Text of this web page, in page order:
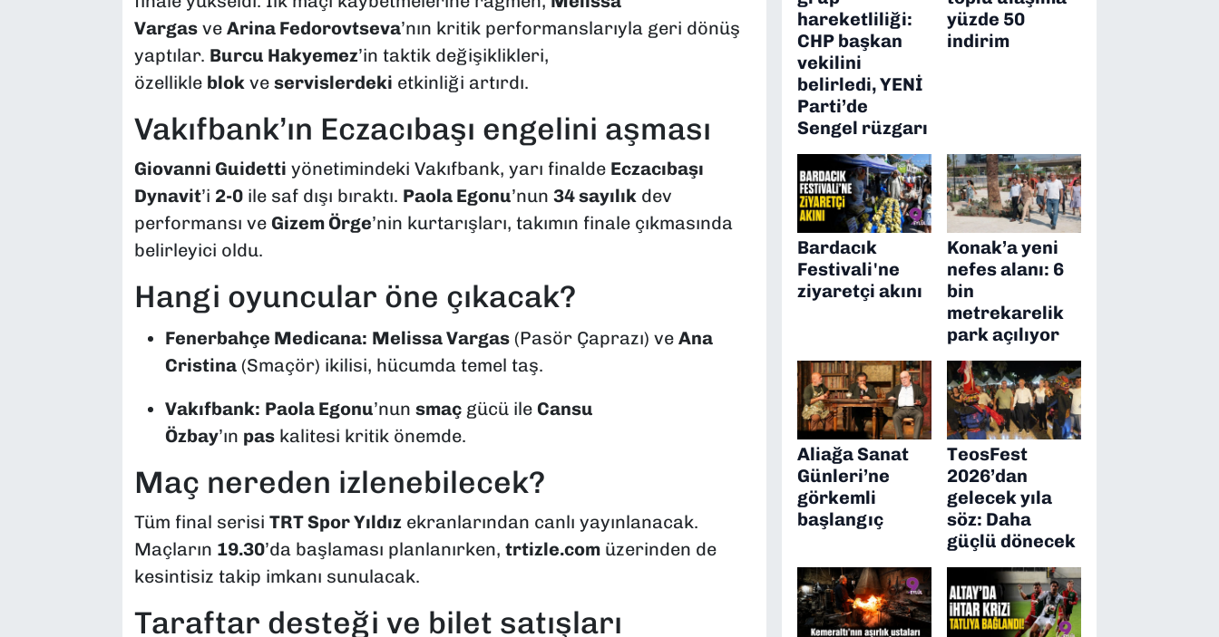
Vargasve Arina Fedorovtseva’nın kritik performanslarıyla geri dönüş
yaptılar. Burcu Hakyemez’in taktik değişiklikleri,
özellikle blokve servislerdeki etkinliği artırdı.
Vakıfbank’ın Eczacıbaşı engelini aşması
Giovanni Guidetti yönetimindeki Vakıfbank, yarı finalde Eczacıbaşı
Dynavit’i 2-0ile saf dışı bıraktı. Paola Egonu’nun 34 sayılıkdev
performansı ve Gizem Örge’nin kurtarışları, takımın finale çıkmasında
belirleyici oldu.
Hangi oyuncular öne çıkacak?
Fenerbahçe Medicana: Melissa Vargas(Pasör Çaprazı) ve Ana
Cristina(Smaçör) ikilisi, hücumda temel taş.
Vakıfbank: Paola Egonu’nun smaçgücü ile Cansu
Özbay’ın paskalitesi kritik önemde.
Maç nereden izlenebilecek?
Tüm final serisi TRT Spor Yıldızekranlarından canlı yayınlanacak.
Maçların 19.30’da başlaması planlanırken, trtizle.comüzerinden de
kesintisiz takip imkanı sunulacak.
Taraftar desteği ve bilet satışları
hareketliliği:
CHP başkan
vekilini
belirledi, YENİ
Parti’de
Sengel rüzgarı
yüzde 50
indirim
Bardacık
Festivali'ne
ziyaretçi akını
Konak’a yeni
nefes alanı: 6
bin
metrekarelik
park açılıyor
Aliağa Sanat
Günleri’ne
görkemli
başlangıç
TeosFest
2026’dan
gelecek yıla
söz: Daha
güçlü dönecek